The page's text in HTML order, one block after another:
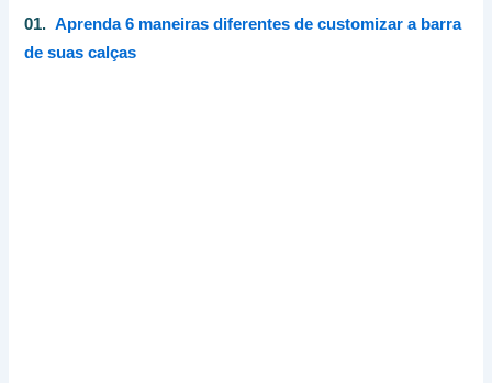
01. Aprenda 6 maneiras diferentes de customizar a barra
de suas calças